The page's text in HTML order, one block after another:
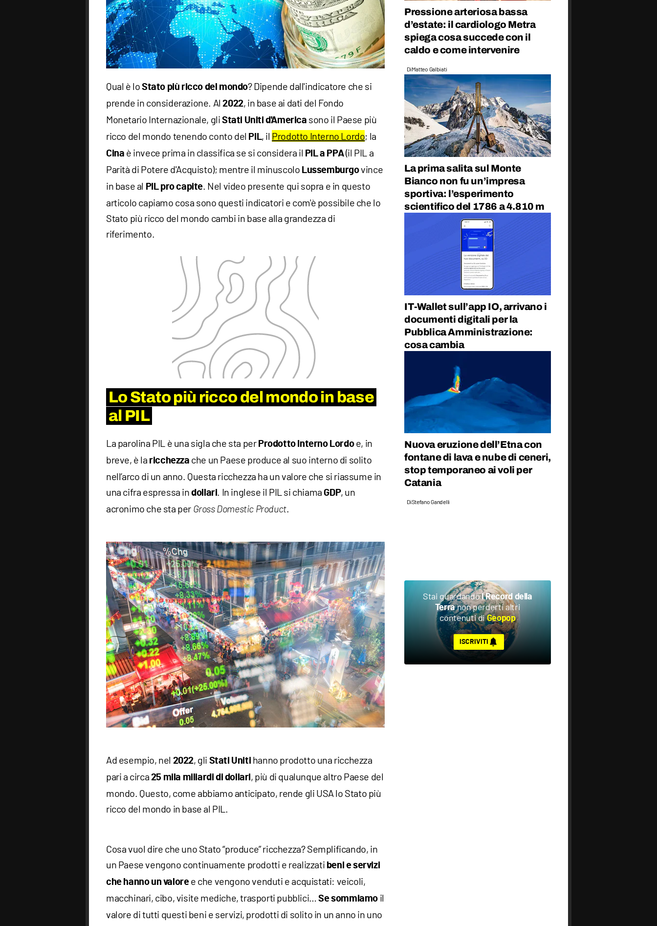
Qual è lo Stato più ricco del mondo? Dipende dall'indicatore che si
prende in considerazione. Al2022, in base ai dati del Fondo
Monetario Internazionale, gliStati Uniti d'America sono il Paese più
ricco del mondo tenendo conto del PIL, il Prodotto Interno Lordo; la
Cina è invece prima in classifica se si considera il PIL a PPA(il PIL a
Parità di Potere d'Acquisto); mentre il minuscolo Lussemburgovince
in base al PIL pro capite. Nel video presente qui sopra e in questo
articolo capiamo cosa sono questi indicatori e com'è possibile che lo
Stato più ricco del mondo cambi in base alla grandezza di
riferimento.
Lo Stato più ricco del mondo in base
al PIL
La parolina PIL è una sigla che sta per Prodotto Interno Lordoe, in
breve, è la ricchezza che un Paese produce al suo interno di solito
nell’arco di un anno. Questa ricchezza ha un valore che si riassume in
una cifra espressa indollari. In inglese il PIL si chiama GDP, un
acronimo che sta per Gross Domestic Product.
Ad esempio, nel 2022, gli Stati Uniti hanno prodotto una ricchezza
pari a circa 25 mila miliardi di dollari, più di qualunque altro Paese del
mondo. Questo, come abbiamo anticipato, rende gli USA lo Stato più
ricco del mondo in base al PIL.
Cosa vuol dire che uno Stato “produce” ricchezza? Semplificando, in
un Paese vengono continuamente prodotti e realizzati beni e servizi
che hanno un valoree che vengono venduti e acquistati: veicoli,
macchinari, cibo, visite mediche, trasporti pubblici…Se sommiamo il
valore di tutti questi beni e servizi, prodotti di solito in un anno in uno
Pressione arteriosa bassa
d’estate: il cardiologo Metra
spiega cosa succede con il
caldo e come intervenire
DiMatteo Galbiati
La prima salita sul Monte
Bianco non fu un’impresa
sportiva: l’esperimento
scientifico del 1786 a 4.810 m
IT-Wallet sull’app IO, arrivano i
documenti digitali per la
Pubblica Amministrazione:
cosa cambia
Nuova eruzione dell’Etna con
fontane di lava e nube di ceneri,
stop temporaneo ai voli per
Catania
DiStefano Gandelli
Stai guardandoI Record della
Terranon perderti altri
contenuti diGeopop
ISCRIVITI